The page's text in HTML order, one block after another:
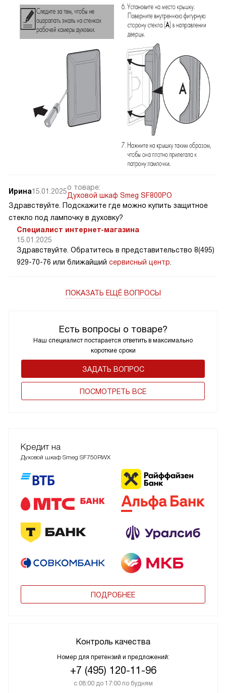
Есть вопросы о товаре?
Наш специалист постарается ответить в максимально
короткие сроки
ЗАДАТЬ ВОПРОС
ПОCМОТРЕТЬ ВСЕ
Ирина15.01.2025о товаре:
Духовой шкаф Smeg SF800PO
Здравствуйте. Подскажите где можно купить защитное
стекло под лампочку в духовку?
Специалист интернет-магазина
15.01.2025
Здравствуйте. Обратитесь в представительство 8(495)
929-70-76 или ближайший сервисный центр
ПОКАЗАТЬ ЕЩЁ ВОПРОСЫ
Кредит на
Духовой шкаф Smeg SF750RWX
ПОДРОБНЕЕ
Контроль качества
Номер для претензий и предложений:
+7 (495) 120-11-96
с 08:00 до 17:00 по будням